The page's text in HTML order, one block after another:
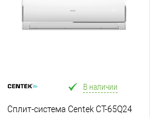
В наличии
Сплит-система Centek CT-65Q24